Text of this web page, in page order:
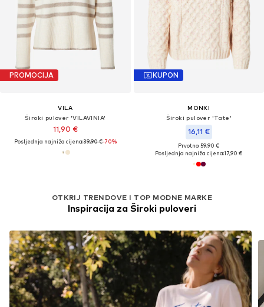
PROMOCIJA
VILA
Široki pulover 'VILAVINIA'
11,90 €
Posljednja najniža cijena:39,90 €-70%
OTKRIJ TRENDOVE I TOP MODNE MARKE
Inspiracija za Široki puloveri
KUPON
MONKI
Široki pulover 'Tate'
16,11 €
Prvotno: 59,90 €
Posljednja najniža cijena:17,90 €